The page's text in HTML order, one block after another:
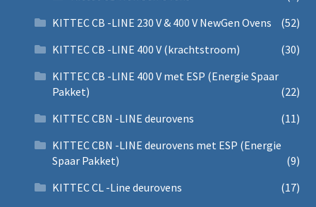
KITTEC CB -LINE 230 V & 400 V NewGen Ovens
(52)
KITTEC CB -LINE 400 V (krachtstroom)
(30)
KITTEC CB -LINE 400 V met ESP (Energie Spaar
Pakket)
(22)
KITTEC CBN -LINE deurovens
(11)
KITTEC CBN -LINE deurovens met ESP (Energie
Spaar Pakket)
(9)
KITTEC CL -Line deurovens
(17)